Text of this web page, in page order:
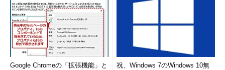
Google Chromeの「拡張機能」と
祝、Windows 7のWindows 10無